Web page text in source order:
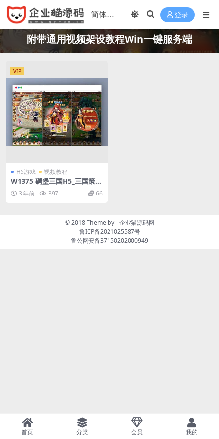
登录
附带通用视频架设教程Win一键服务端
VIP
H5游戏 视频教程
W1375 碉堡三国H5_三国策略
三网H5全网通回合闯关手游_
附带通用视频架设教程Win一
国策略三网H5全网通回合闯关
手游_附带通用视频架设教程W
in一键服务端_开放多区_GM授
3 年前 397 66
© 2018 Theme by -企业猫源码网
鲁ICP备2021025587号
鲁公网安备37150202000949
首页 分类 会员 我的